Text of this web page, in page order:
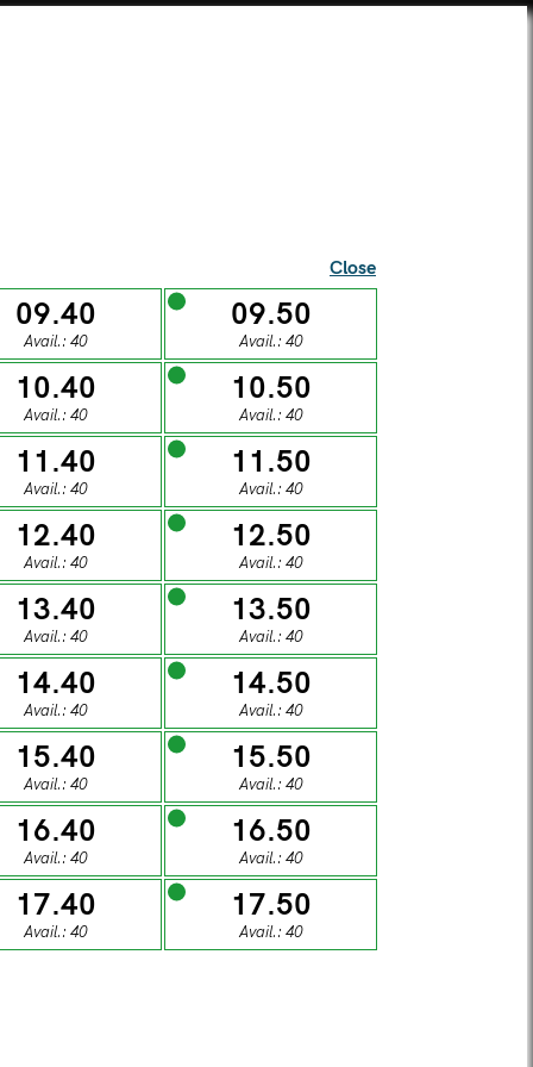
Alberti Temple
visitors
S
SUNDAY
02
SUNDAY
09
SUNDAY
16
SUNDAY
23
Close
09.40
Avail.: 40
09.50
Avail.: 40
10.40
Avail.: 40
10.50
Avail.: 40
11.40
Avail.: 40
11.50
Avail.: 40
12.40
Avail.: 40
12.50
Avail.: 40
13.40
Avail.: 40
13.50
Avail.: 40
14.40
Avail.: 40
14.50
Avail.: 40
15.40
Avail.: 40
15.50
Avail.: 40
16.40
Avail.: 40
16.50
Avail.: 40
17.40
Avail.: 40
17.50
Avail.: 40